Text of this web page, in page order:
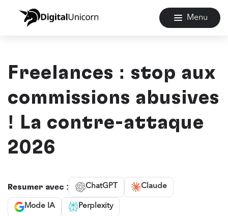
Menu
Freelances : stop aux
commissions abusives
! La contre-attaque
2026
Résumer avec : ChatGPT Claude
Mode IA Perplexity